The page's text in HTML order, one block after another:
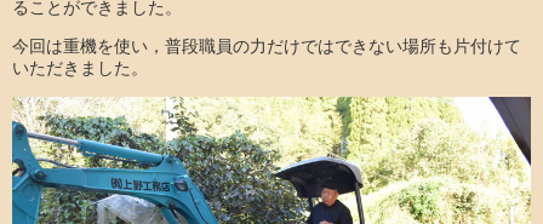
ることができました。
今回は重機を使い，普段職員の力だけではできない場所も片付けて
いただきました。